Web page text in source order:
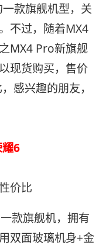
款旗舰机型，关
不过，随着MX4
MX4 Pro新旗舰
现货购买，售价
感兴趣的朋友，
6
价比
款旗舰机，拥有
双面玻璃机身+金